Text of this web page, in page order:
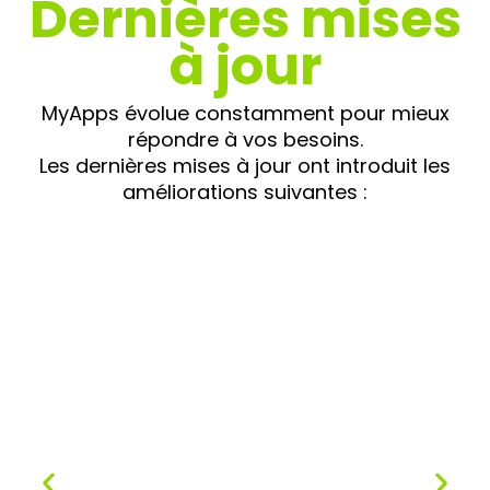
Dernières mises
à jour
MyApps évolue constamment pour mieux
répondre à vos besoins.
Les dernières mises à jour ont introduit les
améliorations suivantes :